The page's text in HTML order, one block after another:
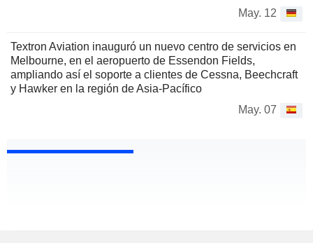
May. 12
Textron Aviation inauguró un nuevo centro de servicios en
Melbourne, en el aeropuerto de Essendon Fields,
ampliando así el soporte a clientes de Cessna, Beechcraft
y Hawker en la región de Asia-Pacífico
May. 07